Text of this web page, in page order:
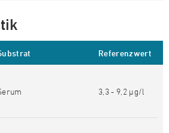
Referenzwert
3,3 - 9,2 µg/l